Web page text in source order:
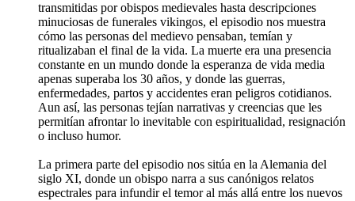
transmitidas por obispos medievales hasta descripciones
minuciosas de funerales vikingos, el episodio nos muestra
cómo las personas del medievo pensaban, temían y
ritualizaban el final de la vida. La muerte era una presencia
constante en un mundo donde la esperanza de vida media
apenas superaba los 30 años, y donde las guerras,
enfermedades, partos y accidentes eran peligros cotidianos.
Aun así, las personas tejían narrativas y creencias que les
permitían afrontar lo inevitable con espiritualidad, resignación
o incluso humor.
La primera parte del episodio nos sitúa en la Alemania del
siglo XI, donde un obispo narra a sus canónigos relatos
espectrales para infundir el temor al más allá entre los nuevos